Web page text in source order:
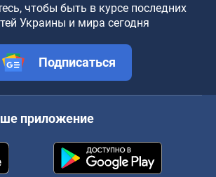
чтобы быть в курсе последних
Украины и мира сегодня
Подписаться
приложение